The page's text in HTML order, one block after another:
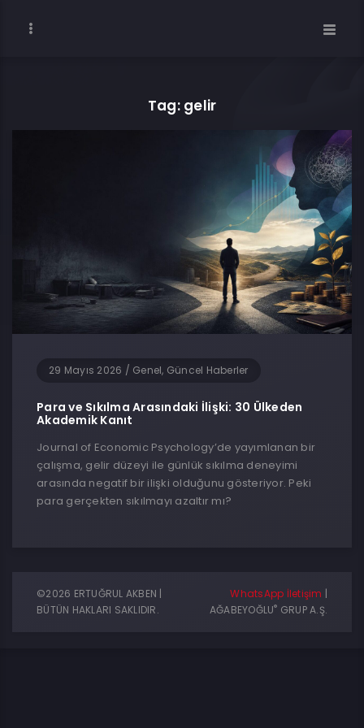
Tag: gelir
29 Mayıs 2026 / Genel, Güncel Haberler
Para ve Sıkılma Arasındaki İlişki: 30 Ülkeden
Akademik Kanıt
Journal of Economic Psychology’de yayımlanan bir
çalışma, gelir düzeyi ile günlük sıkılma deneyimi
arasında negatif bir ilişki olduğunu gösteriyor. Peki
para gerçekten sıkılmayı azaltır mı?
©2026 ERTUĞRUL AKBEN |
BÜTÜN HAKLARI SAKLIDIR.
WhatsApp İletişim |
AĞABEYOĞLU® GRUP A.Ş.